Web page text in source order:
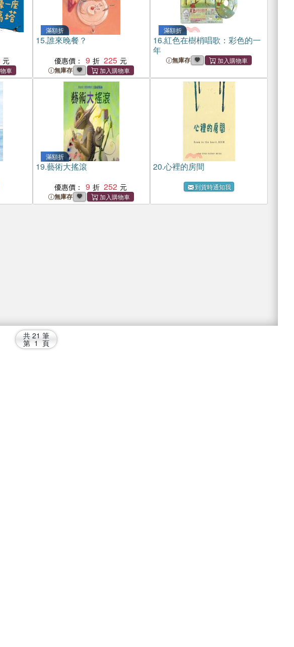
滿額折
15.誰來晚餐？
優惠價： 9 225
無庫存
滿額折
16.紅色在樹梢唱歌：彩色的一
年
無庫存
滿額折
19.藝術大搖滾
優惠價： 9 252
無庫存
20.心裡的房間
到貨時通知我
共 21 筆
第 1 頁